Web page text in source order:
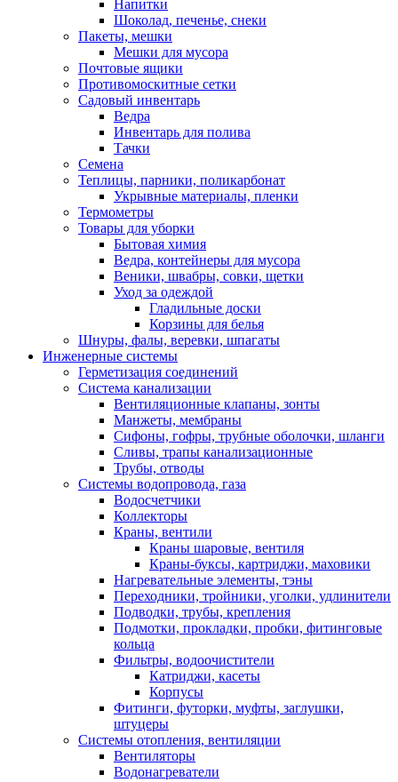
Напитки
Шоколад, печенье, снеки
Пакеты, мешки
Мешки для мусора
Почтовые ящики
Противомоскитные сетки
Садовый инвентарь
Ведра
Инвентарь для полива
Тачки
Семена
Теплицы, парники, поликарбонат
Укрывные материалы, пленки
Термометры
Товары для уборки
Бытовая химия
Ведра, контейнеры для мусора
Веники, швабры, совки, щетки
Уход за одеждой
Гладильные доски
Корзины для белья
Шнуры, фалы, веревки, шпагаты
Инженерные системы
Герметизация соединений
Система канализации
Вентиляционные клапаны, зонты
Манжеты, мембраны
Сифоны, гофры, трубные оболочки, шланги
Сливы, трапы канализационные
Трубы, отводы
Системы водопровода, газа
Водосчетчики
Коллекторы
Краны, вентили
Краны шаровые, вентиля
Краны-буксы, картриджи, маховики
Нагревательные элементы, тэны
Переходники, тройники, уголки, удлинители
Подводки, трубы, крепления
Подмотки, прокладки, пробки, фитинговые
кольца
Фильтры, водоочистители
Катриджи, касеты
Корпусы
Фитинги, футорки, муфты, заглушки,
штуцеры
Системы отопления, вентиляции
Вентиляторы
Водонагреватели